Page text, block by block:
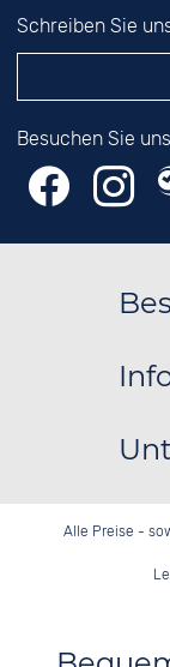
Schreiben Sie
Besuchen Sie
Alle Preise -